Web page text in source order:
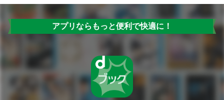
アプリならもっと便利で快適に！